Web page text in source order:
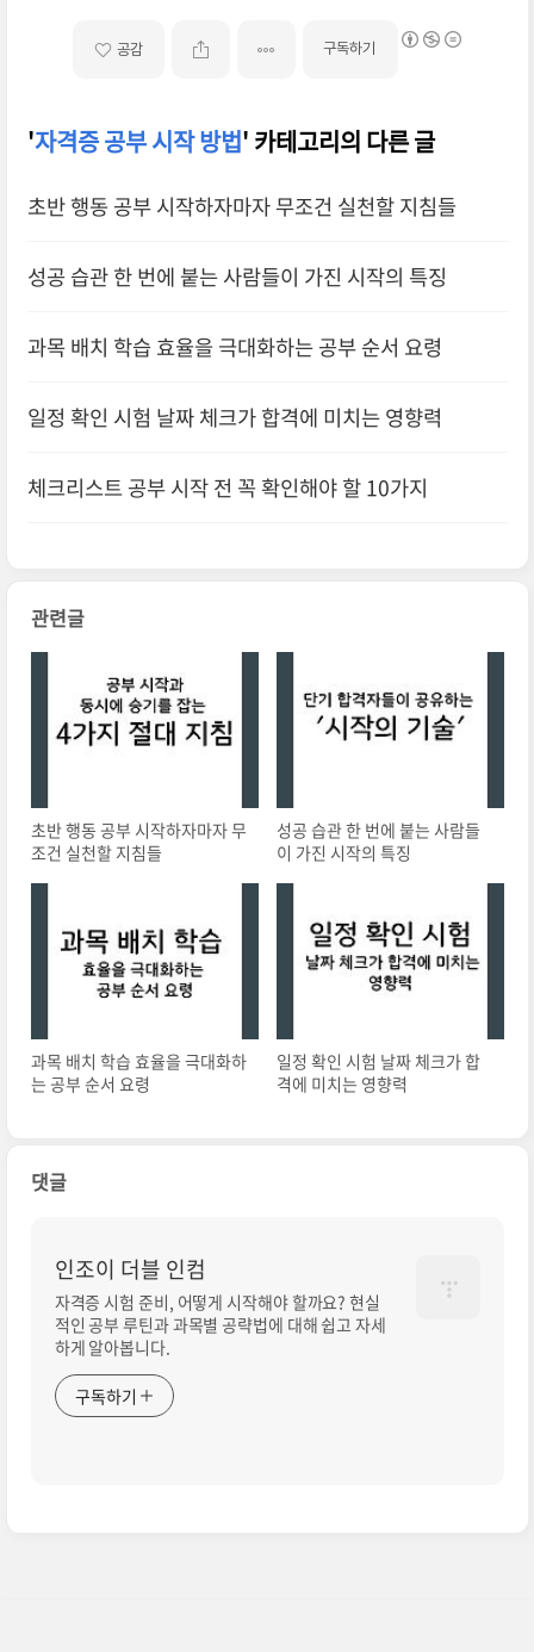
공감 구독하기
'자격증 공부 시작 방법' 카테고리의 다른 글
초반 행동 공부 시작하자마자 무조건 실천할 지침들
성공 습관 한 번에 붙는 사람들이 가진 시작의 특징
과목 배치 학습 효율을 극대화하는 공부 순서 요령
일정 확인 시험 날짜 체크가 합격에 미치는 영향력
체크리스트 공부 시작 전 꼭 확인해야 할 10가지
관련글
초반 행동 공부 시작하자마자 무
조건 실천할 지침들
성공 습관 한 번에 붙는 사람들
이 가진 시작의 특징
과목 배치 학습 효율을 극대화하
는 공부 순서 요령
일정 확인 시험 날짜 체크가 합
격에 미치는 영향력
댓글
인조이 더블 인컴
자격증 시험 준비, 어떻게 시작해야 할까요? 현실
적인 공부 루틴과 과목별 공략법에 대해 쉽고 자세
하게 알아봅니다.
구독하기